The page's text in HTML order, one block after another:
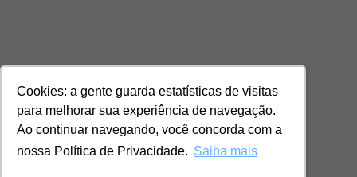
Cookies: a gente guarda estatísticas de visitas
para melhorar sua experiência de navegação.
Ao continuar navegando, você concorda com a
nossa Política de Privacidade. Saiba mais